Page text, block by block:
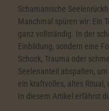
Schamanische
Manchmal spüren wir: Ein
ganz vollständig. In der
Einbildung, sondern eine
Schock, Trauma oder
Seelenanteil abspalten,
ein kraftvolles, altes Ritual,
In diesem Artikel erfährst